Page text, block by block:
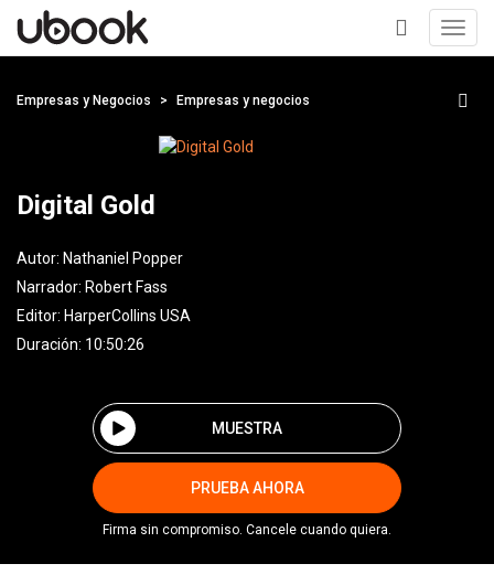
+
Empresas y Negocios Empresas y negocios
Digital Gold
Autor: Nathaniel Popper
Narrador: Robert Fass
Editor: HarperCollins USA
Duración: 10:50:26
MUESTRA
PRUEBA AHORA
Firma sin compromiso. Cancele cuando quiera.